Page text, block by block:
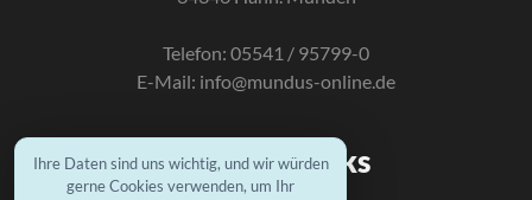
Telefon: 05541 / 95799-0
E-Mail: info@mundus-online.de
Wichtige Links
Ihre Daten sind uns wichtig, und wir würden
gerne Cookies verwenden, um Ihr